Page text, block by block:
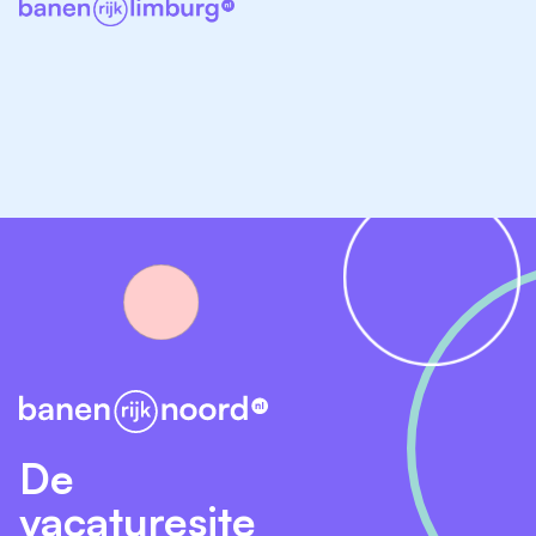
zoekt jongeren op op straat, op school en in de
bent aanspreekpunt en houdt de lijntjes kort
Wat maakt deze stage bijzonder?
Je krijgt een breed beeld van het welzijnswerk
Je werkt met verschillende doelgroepen
Je krijgt ruimte om te leren, te proberen en jezelf
De
vacaturesite